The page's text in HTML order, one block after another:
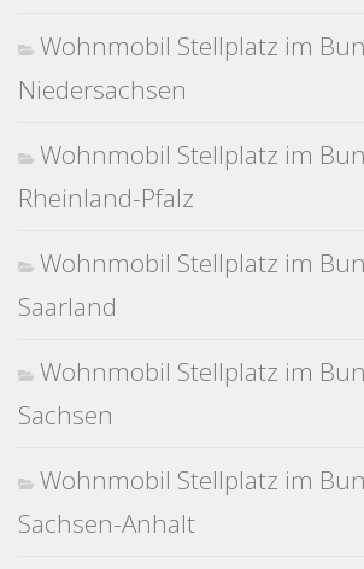
Wohnmobil Stellplatz im
Niedersachsen
Wohnmobil Stellplatz im
Rheinland-Pfalz
Wohnmobil Stellplatz im
Saarland
Wohnmobil Stellplatz im
Sachsen
Wohnmobil Stellplatz im
Sachsen-Anhalt